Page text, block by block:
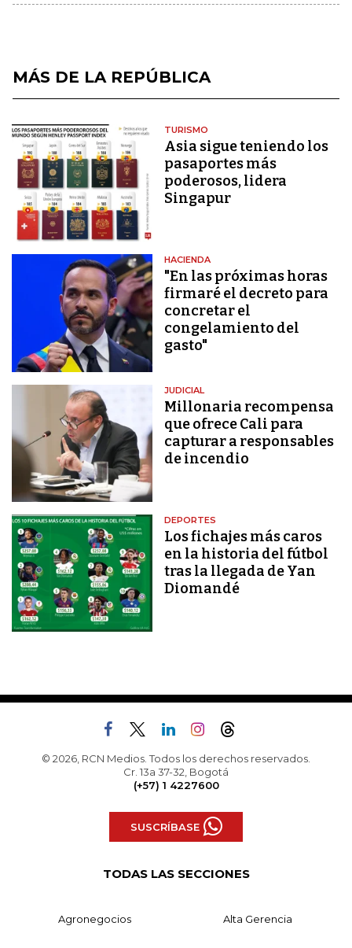
MÁS DE LA REPÚBLICA
TURISMO
Asia sigue teniendo los
pasaportes más
poderosos, lidera
Singapur
HACIENDA
"En las próximas horas
firmaré el decreto para
concretar el
congelamiento del
gasto"
JUDICIAL
Millonaria recompensa
que ofrece Cali para
capturar a responsables
de incendio
DEPORTES
Los fichajes más caros
en la historia del fútbol
tras la llegada de Yan
Diomandé
© 2026, RCN Medios. Todos los derechos reservados.
Cr. 13a 37-32, Bogotá
(+57) 1 4227600
SUSCRÍBASE
TODAS LAS SECCIONES
Agronegocios Alta Gerencia